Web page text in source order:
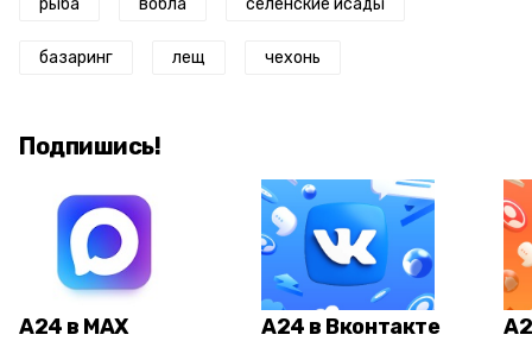
рыба вобла селенские исады
базаринг лещ чехонь
Подпишись!
А24 в MAX А24 в Вконтакте